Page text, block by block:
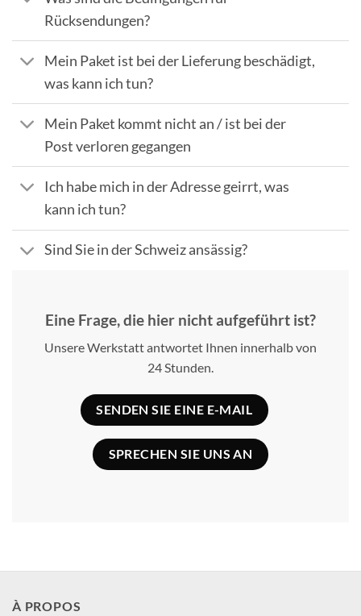
Rücksendungen?
Mein Paket ist bei der Lieferung beschädigt,
was kann ich tun?
Mein Paket kommt nicht an / ist bei der
Post verloren gegangen
Ich habe mich in der Adresse geirrt, was
kann ich tun?
Sind Sie in der Schweiz ansässig?
Eine Frage, die hier nicht aufgeführt ist?
Unsere Werkstatt antwortet Ihnen innerhalb von
24 Stunden.
SENDEN SIE EINE E-MAIL
SPRECHEN SIE UNS AN
À PROPOS